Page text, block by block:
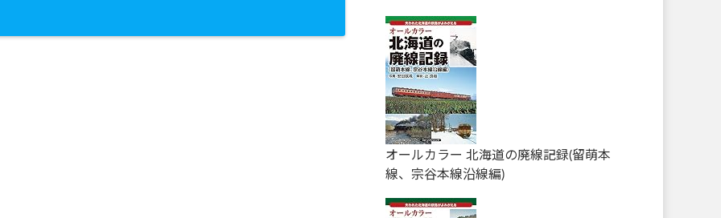
オールカラー 北海道の廃線記録(留萌本
線、宗谷本線沿線編)